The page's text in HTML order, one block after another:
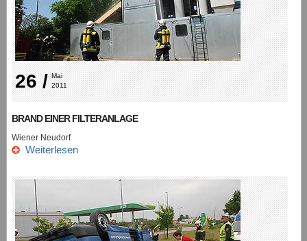
26 / Mai
2011
BRAND EINER FILTERANLAGE
Wiener Neudorf
Weiterlesen